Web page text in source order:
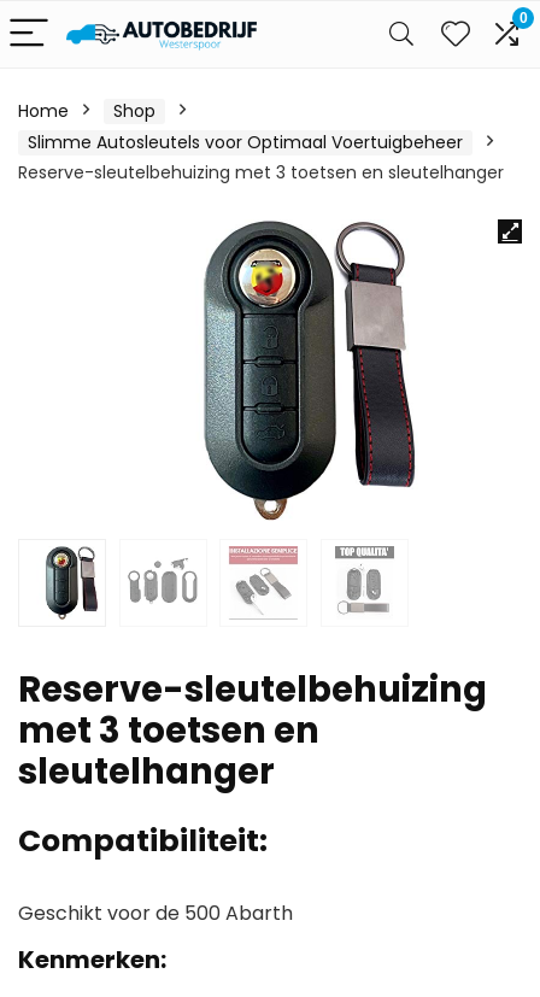
0
Home
Shop
Slimme Autosleutels voor Optimaal Voertuigbeheer
Reserve-sleutelbehuizing met 3 toetsen en sleutelhanger
Reserve-sleutelbehuizing
met 3 toetsen en
sleutelhanger
Compatibiliteit:
Geschikt voor de 500 Abarth
Kenmerken: